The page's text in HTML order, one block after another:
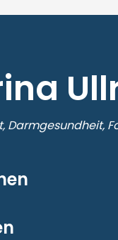
Darmgesundheit,